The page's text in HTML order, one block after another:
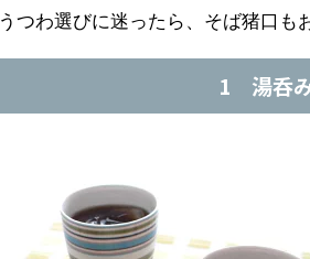
うつわ選びに迷ったら、そば猪口も
1 湯呑